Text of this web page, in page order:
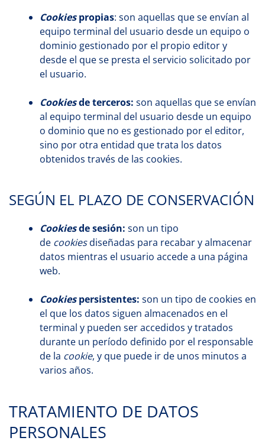
Cookiespropias: son aquellas que se envían al
equipo terminal del usuario desde un equipo o
dominio gestionado por el propio editor y
desde el que se presta el servicio solicitado por
el usuario.
Cookiesde terceros: son aquellas que se envían
al equipo terminal del usuario desde un equipo
o dominio que no es gestionado por el editor,
sino por otra entidad que trata los datos
obtenidos través de las cookies.
SEGÚN EL PLAZO DE CONSERVACIÓN
Cookiesde sesión: son un tipo
de cookiesdiseñadas para recabar y almacenar
datos mientras el usuario accede a una página
web.
Cookiespersistentes: son un tipo de cookies en
el que los datos siguen almacenados en el
terminal y pueden ser accedidos y tratados
durante un período definido por el responsable
de la cookie, y que puede ir de unos minutos a
varios años.
TRATAMIENTO DE DATOS
PERSONALES